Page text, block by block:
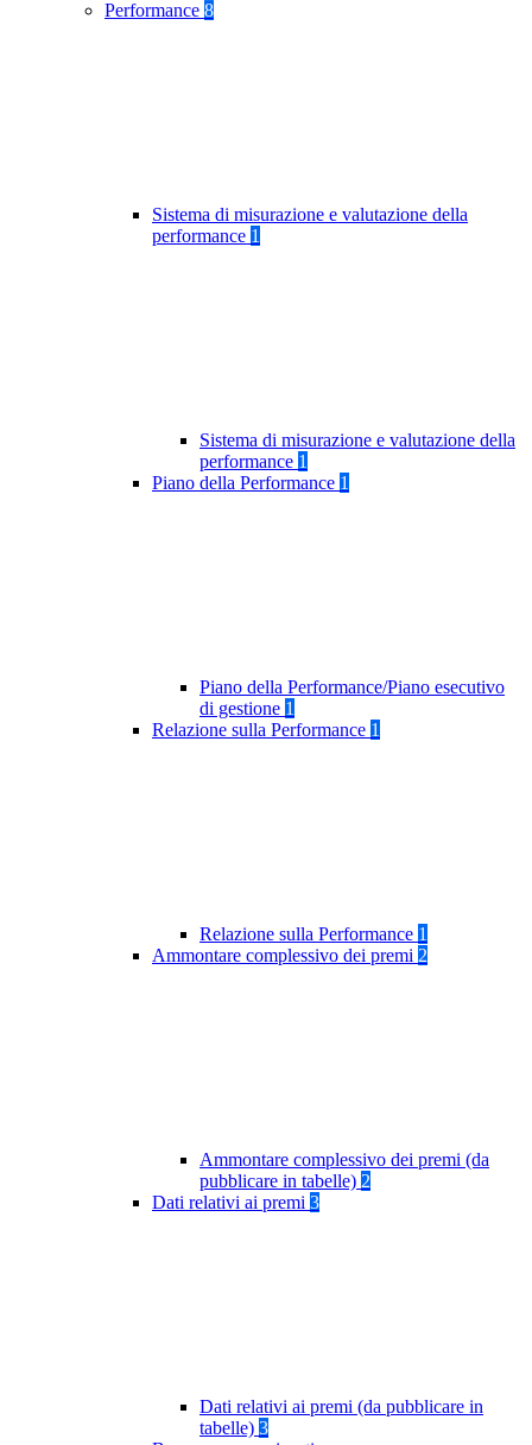
Performance 8
Sistema di misurazione e valutazione della
performance 1
Sistema di misurazione e valutazione della
performance 1
Piano della Performance 1
Piano della Performance/Piano esecutivo
di gestione 1
Relazione sulla Performance 1
Relazione sulla Performance 1
Ammontare complessivo dei premi 2
Ammontare complessivo dei premi (da
pubblicare in tabelle) 2
Dati relativi ai premi 3
Dati relativi ai premi (da pubblicare in
tabelle) 3